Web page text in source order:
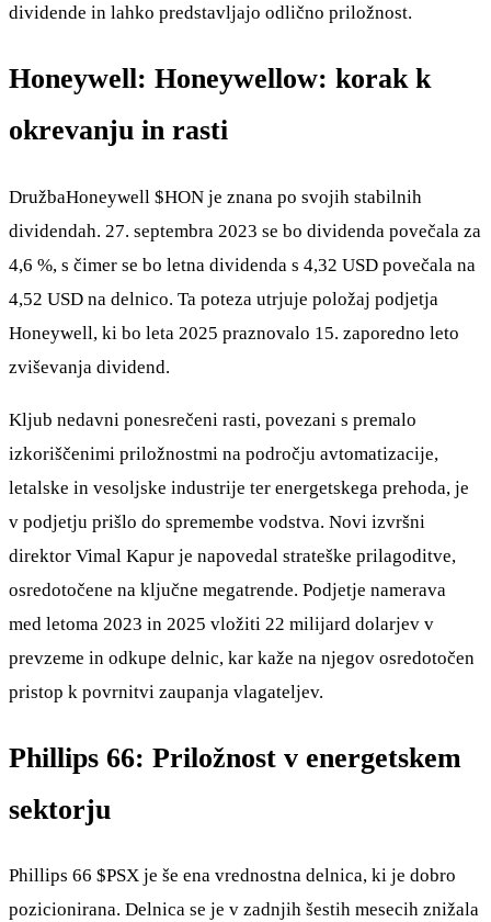
dividende in lahko predstavljajo odlično priložnost.
Honeywell: Honeywellow: korak k
okrevanju in rasti
DružbaHoneywell $HON je znana po svojih stabilnih
dividendah. 27. septembra 2023 se bo dividenda povečala za
4,6 %, s čimer se bo letna dividenda s 4,32 USD povečala na
4,52 USD na delnico. Ta poteza utrjuje položaj podjetja
Honeywell, ki bo leta 2025 praznovalo 15. zaporedno leto
zviševanja dividend.
Kljub nedavni ponesrečeni rasti, povezani s premalo
izkoriščenimi priložnostmi na področju avtomatizacije,
letalske in vesoljske industrije ter energetskega prehoda, je
v podjetju prišlo do spremembe vodstva. Novi izvršni
direktor Vimal Kapur je napovedal strateške prilagoditve,
osredotočene na ključne megatrende. Podjetje namerava
med letoma 2023 in 2025 vložiti 22 milijard dolarjev v
prevzeme in odkupe delnic, kar kaže na njegov osredotočen
pristop k povrnitvi zaupanja vlagateljev.
Phillips 66: Priložnost v energetskem
sektorju
Phillips 66 $PSX je še ena vrednostna delnica, ki je dobro
pozicionirana. Delnica se je v zadnjih šestih mesecih znižala